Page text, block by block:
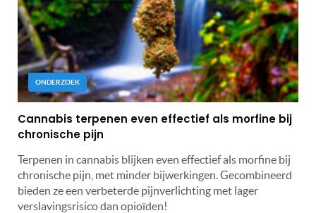
ONDERZOEK
Cannabis terpenen even effectief als morfine bij
chronische pijn
Terpenen in cannabis blijken even effectief als morfine bij
chronische pijn, met minder bijwerkingen. Gecombineerd
bieden ze een verbeterde pijnverlichting met lager
verslavingsrisico dan opioïden!